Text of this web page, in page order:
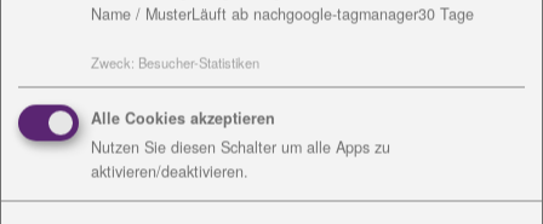
Tel.: 03643 - 777880
Mail:J.Prkno
Name / MusterLäuft ab nachgoogle-tagmanager30 Tage
Zweck: Besucher-Statistiken
Alle Cookies akzeptieren
Nutzen Sie diesen Schalter um alle Apps zu
aktivieren/deaktivieren.